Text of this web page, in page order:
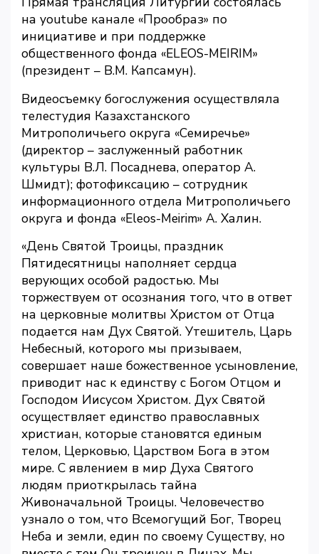
на youtube канале «Прообраз» по
инициативе и при поддержке
общественного фонда «ELEOS-MEIRIM»
(президент – В.М. Капсамун).
Видеосъемку богослужения осуществляла
телестудия Казахстанского
Митрополичьего округа «Семиречье»
(директор – заслуженный работник
культуры В.Л. Посаднева, оператор А.
Шмидт); фотофиксацию – сотрудник
информационного отдела Митрополичьего
округа и фонда «Eleos-Meirim» А. Халин.
«День Святой Троицы, праздник
Пятидесятницы наполняет сердца
верующих особой радостью. Мы
торжествуем от осознания того, что в ответ
на церковные молитвы Христом от Отца
подается нам Дух Святой. Утешитель, Царь
Небесный, которого мы призываем,
совершает наше божественное усыновление,
приводит нас к единству с Богом Отцом и
Господом Иисусом Христом. Дух Святой
осуществляет единство православных
христиан, которые становятся единым
телом, Церковью, Царством Бога в этом
мире. С явлением в мир Духа Святого
людям приоткрылась тайна
Живоначальной Троицы. Человечество
узнало о том, что Всемогущий Бог, Творец
Неба и земли, един по своему Существу, но